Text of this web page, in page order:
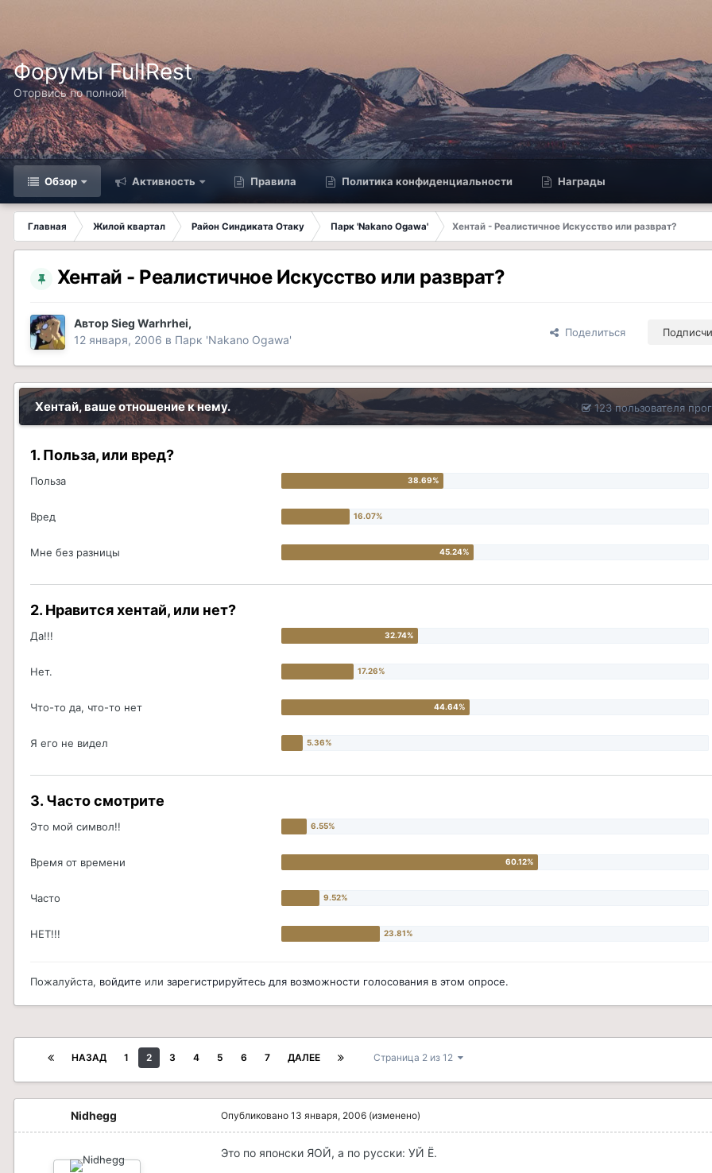
Форумы FullRest
Оторвись по полной!
Обзор Активность Правила Политика конфиденциальности Награды
Главная Жилой квартал Район Синдиката Отаку Парк 'Nakano Ogawa' Хентай - Реалистичное Искусство или разврат?
Хентай - Реалистичное Искусство или разврат?
АвторSieg Warhrhei,
12 января, 2006 в Парк 'Nakano Ogawa'
Поделиться
Хентай, ваше отношение к нему. 123 пользователя
1. Польза, или вред?
Польза
Вред
Мне без разницы
2. Нравится хентай, или нет?
Да!!!
Нет.
Что-то да, что-то нет
Я его не видел
3. Часто смотрите
Это мой символ!!
Время от времени
Часто
НЕТ!!!
Пожалуйста, войдите или зарегистрируйтесь для возможности голосования в этом опросе.
НАЗАД 1 2 3 4 5 6 7 ДАЛЕЕ Страница 2 из 12
Nidhegg Опубликовано 13 января, 2006 (изменено)
Это по японски ЯОЙ, а по русски: УЙ Ё.